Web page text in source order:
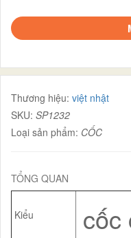
Thương hiệu: việt nhật
SKU: SP1232
Loại sản phẩm: CỐC
TỔNG QUAN
Kiểu cốc